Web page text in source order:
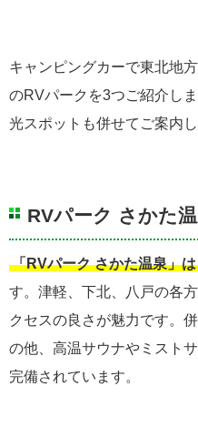
キャンピングカーで東北地
のRVパークを3つご紹介し
光スポットも併せてご案内し
RVパーク さかた温
「RVパーク さかた温泉」
す。津軽、下北、八戸の各
クセスの良さが魅力です。
の他、高温サウナやミスト
完備されています。